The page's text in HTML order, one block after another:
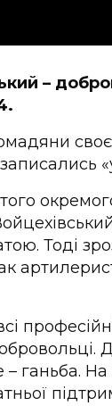
–
Тоді
ганьба. На